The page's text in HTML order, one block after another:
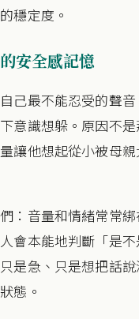
穩定度。
安全感記憶
己最不能忍受的聲
意識想躲。原因不
讓他想起從小被母
：音量和情緒常常
會本能地判斷「是
是急、只是想把話
態。